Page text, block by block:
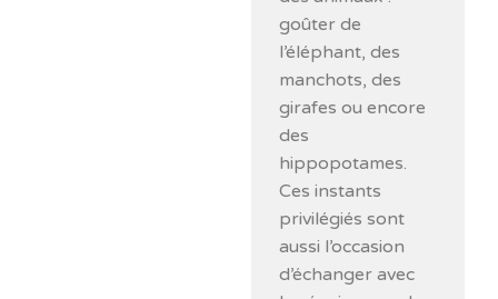
goûter de
l’éléphant, des
manchots, des
girafes ou encore
des
hippopotames.
Ces instants
privilégiés sont
aussi l’occasion
d’échanger avec